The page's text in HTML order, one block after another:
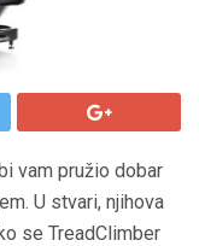
vam pružio dobar
U stvari, njihova
se TreadClimber